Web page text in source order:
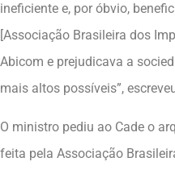
ineficiente e, por óbvio,
[Associação Brasileira dos
Abicom e prejudicava a
mais altos possíveis”,
O ministro pediu ao Cade o
feita pela Associação